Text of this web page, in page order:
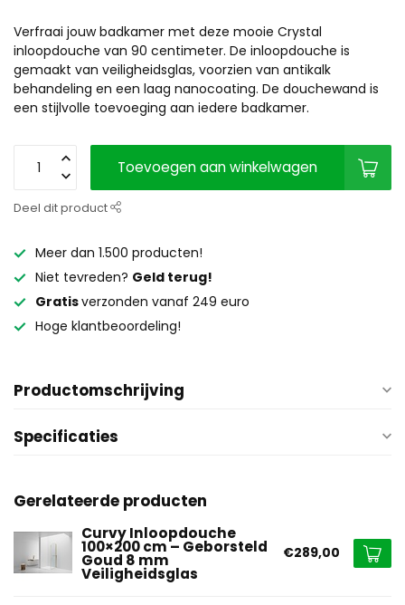
Verfraai jouw badkamer met deze mooie Crystal
inloopdouche van 90 centimeter. De inloopdouche is
gemaakt van veiligheidsglas, voorzien van antikalk
behandeling en een laag nanocoating. De douchewand is
een stijlvolle toevoeging aan iedere badkamer.
Toevoegen aan winkelwagen
Deel dit product
Meer dan 1.500 producten!
Niet tevreden? Geld terug!
Gratisverzonden vanaf 249 euro
Hoge klantbeoordeling!
Productomschrijving
Specificaties
Gerelateerde producten
Curvy Inloopdouche
100×200 cm – Geborsteld
Goud 8 mm
Veiligheidsglas
€289,00